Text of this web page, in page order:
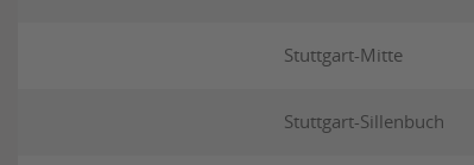
Stuttgart-Mitte
Stuttgart-Sillenbuch